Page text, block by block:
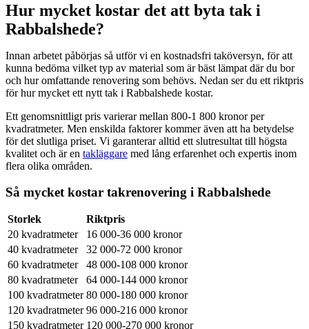
Hur mycket kostar det att byta tak i
Rabbalshede?
Innan arbetet påbörjas så utför vi en kostnadsfri taköversyn, för att
kunna bedöma vilket typ av material som är bäst lämpat där du bor
och hur omfattande renovering som behövs. Nedan ser du ett riktpris
för hur mycket ett nytt tak i Rabbalshede kostar.
Ett genomsnittligt pris varierar mellan 800-1 800 kronor per
kvadratmeter. Men enskilda faktorer kommer även att ha betydelse
för det slutliga priset. Vi garanterar alltid ett slutresultat till högsta
kvalitet och är en takläggare med lång erfarenhet och expertis inom
flera olika områden.
Så mycket kostar takrenovering i Rabbalshede
Storlek
Riktpris
20 kvadratmeter
16 000-36 000 kronor
40 kvadratmeter
32 000-72 000 kronor
60 kvadratmeter
48 000-108 000 kronor
80 kvadratmeter
64 000-144 000 kronor
100 kvadratmeter 80 000-180 000 kronor
120 kvadratmeter 96 000-216 000 kronor
150 kvadratmeter 120 000-270 000 kronor